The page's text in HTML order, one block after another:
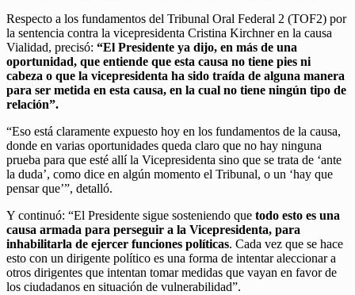
Respecto a los fundamentos del Tribunal Oral Federal 2 (TOF2) por
la sentencia contra la vicepresidenta Cristina Kirchner en la causa
Vialidad, precisó: “El Presidente ya dijo, en más de una
oportunidad, que entiende que esta causa no tiene pies ni
cabeza o que la vicepresidenta ha sido traída de alguna manera
para ser metida en esta causa, en la cual no tiene ningún tipo de
relación”.
“Eso está claramente expuesto hoy en los fundamentos de la causa,
donde en varias oportunidades queda claro que no hay ninguna
prueba para que esté allí la Vicepresidenta sino que se trata de ‘ante
la duda’, como dice en algún momento el Tribunal, o un ‘hay que
pensar que’”, detalló.
Y continuó: “El Presidente sigue sosteniendo que todo esto es una
causa armada para perseguir a la Vicepresidenta, para
inhabilitarla de ejercer funciones políticas. Cada vez que se hace
esto con un dirigente político es una forma de intentar aleccionar a
otros dirigentes que intentan tomar medidas que vayan en favor de
los ciudadanos en situación de vulnerabilidad”.